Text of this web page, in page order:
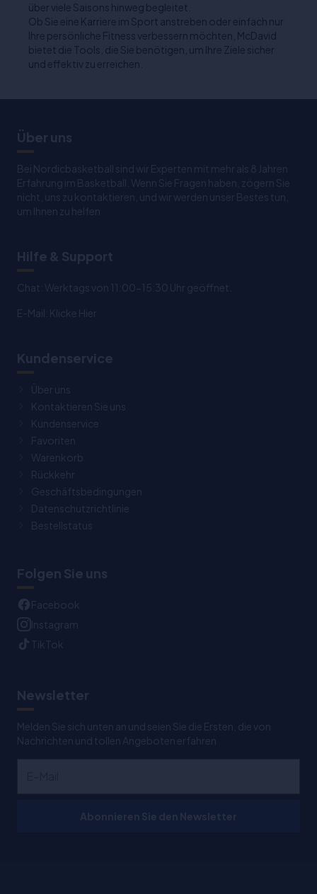
über viele Saisons hinweg begleitet.
Ob Sie eine Karriere im Sport anstreben oder einfach nur
Ihre persönliche Fitness verbessern möchten, McDavid
bietet die Tools, die Sie benötigen, um Ihre Ziele sicher
und effektiv zu erreichen.
Über uns
Bei Nordicbasketball sind wir Experten mit mehr als 8 Jahren
Erfahrung im Basketball. Wenn Sie Fragen haben, zögern Sie
nicht, uns zu kontaktieren, und wir werden unser Bestes tun,
um Ihnen zu helfen
Hilfe & Support
Chat: Werktags von 11:00-15:30 Uhr geöffnet.
E-Mail: Klicke Hier
Kundenservice
Über uns
Kontaktieren Sie uns
Kundenservice
Favoriten
Warenkorb
Rückkehr
Geschäftsbedingungen
Datenschutzrichtlinie
Bestellstatus
Folgen Sie uns
Facebook
Instagram
TikTok
Newsletter
Melden Sie sich unten an und seien Sie die Ersten, die von
Nachrichten und tollen Angeboten erfahren